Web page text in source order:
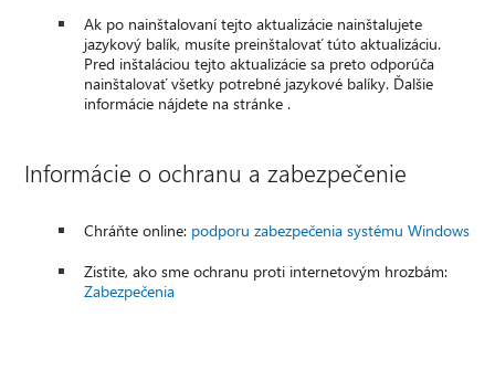
Ak po nainštalovaní tejto aktualizácie nainštalujete
jazykový balík, musíte preinštalovať túto aktualizáciu.
Pred inštaláciou tejto aktualizácie sa preto odporúča
nainštalovať všetky potrebné jazykové balíky. Ďalšie
informácie nájdete na stránke .
Informácie o ochranu a zabezpečenie
Chráňte online: podporu zabezpečenia systému Windows
Zistite, ako sme ochranu proti internetovým hrozbám:
Zabezpečenia